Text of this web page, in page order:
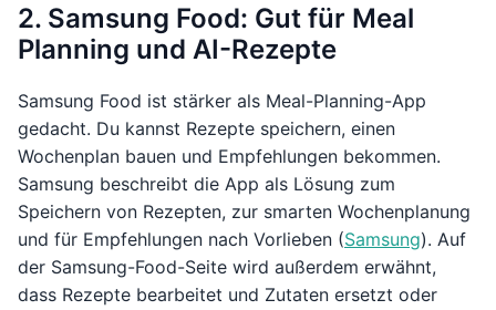
2. Samsung Food: Gut für Meal
Planning und AI-Rezepte
Samsung Food ist stärker als Meal-Planning-App
gedacht. Du kannst Rezepte speichern, einen
Wochenplan bauen und Empfehlungen bekommen.
Samsung beschreibt die App als Lösung zum
Speichern von Rezepten, zur smarten Wochenplanung
und für Empfehlungen nach Vorlieben (Samsung). Auf
der Samsung-Food-Seite wird außerdem erwähnt,
dass Rezepte bearbeitet und Zutaten ersetzt oder